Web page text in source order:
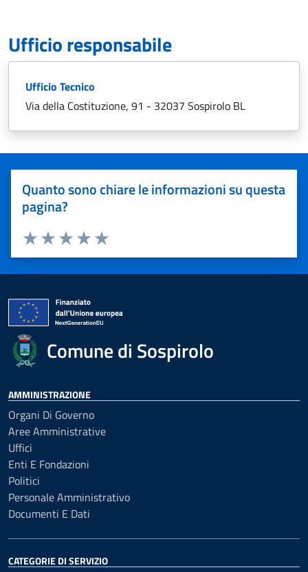
Ufficio responsabile
Ufficio Tecnico
Via della Costituzione, 91 - 32037 Sospirolo BL
Quanto sono chiare le informazioni su questa
pagina?
Valuta 5 stelle su 5
Valuta 4 stelle su 5
Valuta 3 stelle su 5
Valuta 2 stelle su 5
Valuta 1 stelle su 5
Comune di Sospirolo
AMMINISTRAZIONE
Organi Di Governo
Aree Amministrative
Uffici
Enti E Fondazioni
Politici
Personale Amministrativo
Documenti E Dati
CATEGORIE DI SERVIZIO